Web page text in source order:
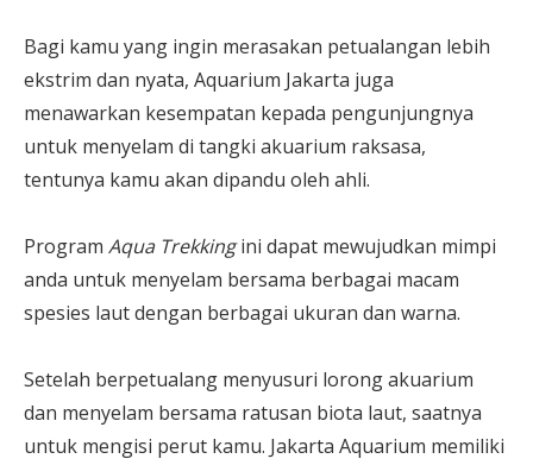
Bagi kamu yang ingin merasakan petualangan lebih
ekstrim dan nyata, Aquarium Jakarta juga
menawarkan kesempatan kepada pengunjungnya
untuk menyelam di tangki akuarium raksasa,
tentunya kamu akan dipandu oleh ahli.
Program Aqua Trekkingini dapat mewujudkan mimpi
anda untuk menyelam bersama berbagai macam
spesies laut dengan berbagai ukuran dan warna.
Setelah berpetualang menyusuri lorong akuarium
dan menyelam bersama ratusan biota laut, saatnya
untuk mengisi perut kamu. Jakarta Aquarium memiliki